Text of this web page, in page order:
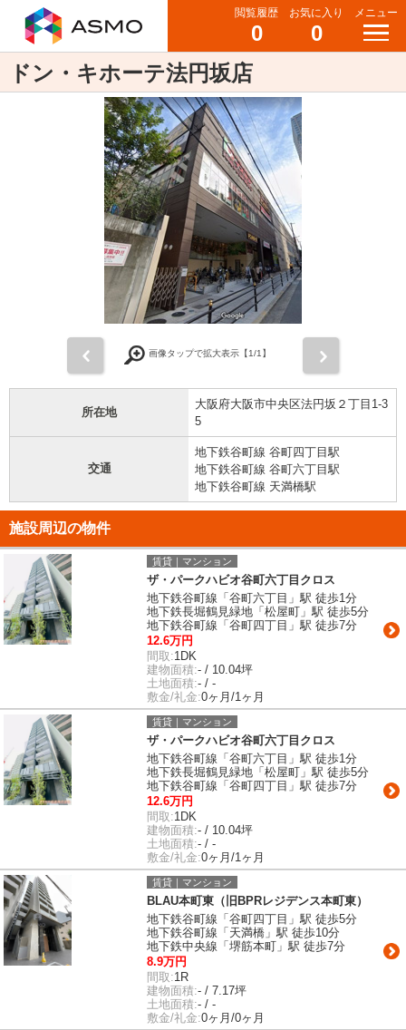
閲覧履歴
0
お気に入り
0
メニュー
ドン・キホーテ法円坂店
画像タップで拡大表示【1/1】
所在地
大阪府大阪市中央区法円坂２丁目1-3
5
交通
地下鉄谷町線 谷町四丁目駅
地下鉄谷町線 谷町六丁目駅
地下鉄谷町線 天満橋駅
施設周辺の物件
賃貸｜マンション
ザ・パークハビオ谷町六丁目クロス
地下鉄谷町線「谷町六丁目」駅 徒歩1分
地下鉄長堀鶴見緑地「松屋町」駅 徒歩5分
地下鉄谷町線「谷町四丁目」駅 徒歩7分
12.6万円
間取:1DK
建物面積:- / 10.04坪
土地面積:- / -
敷金/礼金:0ヶ月/1ヶ月
賃貸｜マンション
ザ・パークハビオ谷町六丁目クロス
地下鉄谷町線「谷町六丁目」駅 徒歩1分
地下鉄長堀鶴見緑地「松屋町」駅 徒歩5分
地下鉄谷町線「谷町四丁目」駅 徒歩7分
12.6万円
間取:1DK
建物面積:- / 10.04坪
土地面積:- / -
敷金/礼金:0ヶ月/1ヶ月
賃貸｜マンション
BLAU本町東（旧BPRレジデンス本町東）
地下鉄谷町線「谷町四丁目」駅 徒歩5分
地下鉄谷町線「天満橋」駅 徒歩10分
地下鉄中央線「堺筋本町」駅 徒歩7分
8.9万円
間取:1R
建物面積:- / 7.17坪
土地面積:- / -
敷金/礼金:0ヶ月/0ヶ月